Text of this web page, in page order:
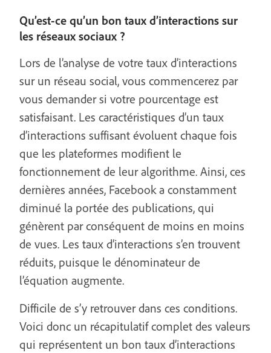
Qu’est-ce qu’un bon taux d’interactions sur
les réseaux sociaux ?
Lors de l’analyse de votre taux d’interactions
sur un réseau social, vous commencerez par
vous demander si votre pourcentage est
satisfaisant. Les caractéristiques d’un taux
d’interactions suffisant évoluent chaque fois
que les plateformes modifient le
fonctionnement de leur algorithme. Ainsi, ces
dernières années, Facebook a constamment
diminué la portée des publications, qui
génèrent par conséquent de moins en moins
de vues. Les taux d’interactions s’en trouvent
réduits, puisque le dénominateur de
l’équation augmente.
Difficile de s’y retrouver dans ces conditions.
Voici donc un récapitulatif complet des valeurs
qui représentent un bon taux d’interactions